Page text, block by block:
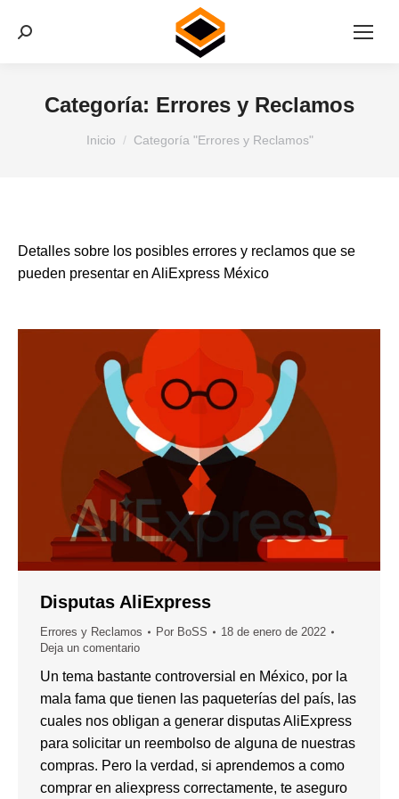
Buscar:
Categoría: Errores y Reclamos
Inicio Categoría "Errores y Reclamos"
Detalles sobre los posibles errores y reclamos que se
pueden presentar en AliExpress México
Disputas AliExpress
Errores y Reclamos Por BoSS
18 de enero de 2022
Deja un comentario
Un tema bastante controversial en México, por la
mala fama que tienen las paqueterías del país, las
cuales nos obligan a generar disputas AliExpress
para solicitar un reembolso de alguna de nuestras
compras. Pero la verdad, si aprendemos a como
comprar en aliexpress correctamente, te aseguro